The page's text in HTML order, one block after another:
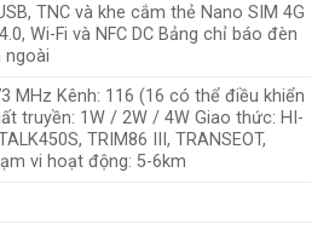
TNC và khe cắm thẻ Nano SIM 4G
Wi-Fi và NFC DC Bảng chỉ báo đèn
ngoài
MHz Kênh: 116 (16 có thể điều khiển
truyền: 1W / 2W / 4W Giao thức: HI-
TRIM86 III, TRANSEOT,
vi hoạt động: 5-6km